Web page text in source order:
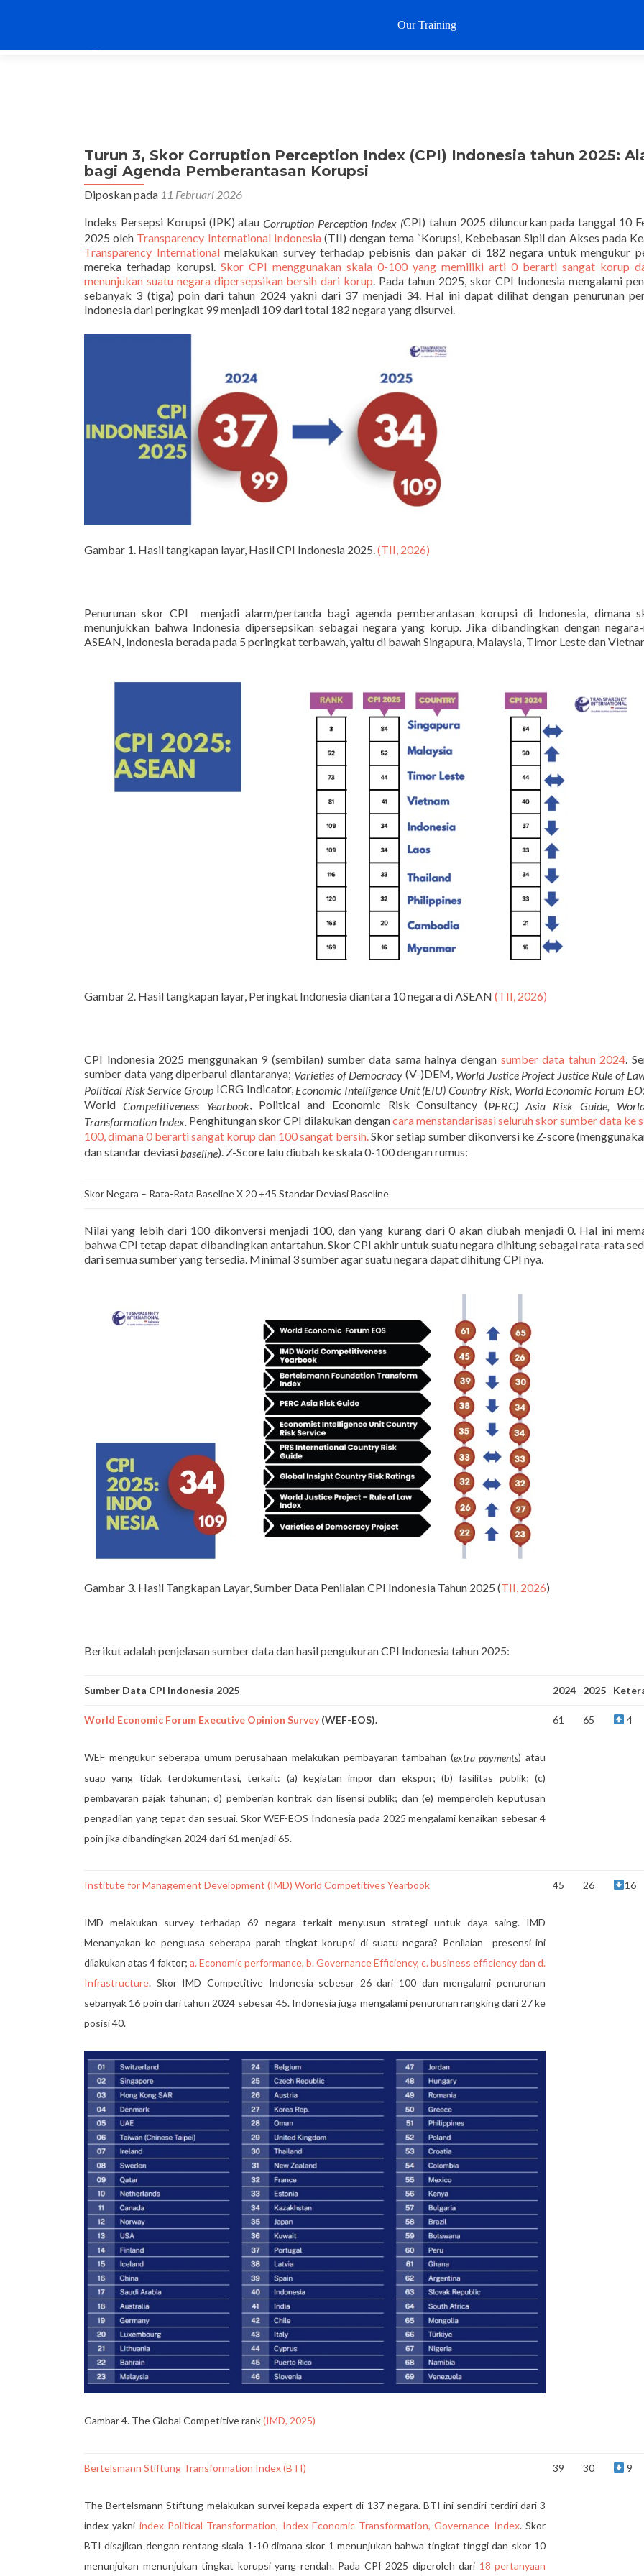
Turun 3, Skor Corruption Perception Index (CPI) Indonesia tahun 2025:
bagi Agenda Pemberantasan Korupsi
Diposkan pada 11 Februari 2026
Indeks Persepsi Korupsi (IPK) atauCorruption Perception Index (CPI) tahun 2025 diluncurkan pada tanggal 10
2025 oleh Transparency International Indonesia(TII) dengan tema “Korupsi, Kebebasan Sipil dan Akses pada
Transparency Internationalmelakukan survey terhadap pebisnis dan pakar di 182 negara untuk mengukur
mereka terhadap korupsi. Skor CPI menggunakan skala 0-100 yang memiliki arti 0 berarti sangat korup
menunjukan suatu negara dipersepsikan bersih dari korup. Pada tahun 2025, skor CPI Indonesia mengalami
sebanyak 3 (tiga) poin dari tahun 2024 yakni dari 37 menjadi 34. Hal ini dapat dilihat dengan penurunan
Indonesia dari peringkat 99 menjadi 109 dari total 182 negara yang disurvei.
Gambar 1. Hasil tangkapan layar, Hasil CPI Indonesia 2025.(TII, 2026)
Penurunan skor CPI menjadi alarm/pertanda bagi agenda pemberantasan korupsi di Indonesia, dimana
menunjukkan bahwa Indonesia dipersepsikan sebagai negara yang korup. Jika dibandingkan dengan
ASEAN, Indonesia berada pada 5 peringkat terbawah, yaitu di bawah Singapura, Malaysia, Timor Leste dan
Gambar 2. Hasil tangkapan layar, Peringkat Indonesia diantara 10 negara di ASEAN (TII, 2026)
CPI Indonesia 2025 menggunakan 9 (sembilan) sumber data sama halnya dengan sumber data tahun 2024.
sumber data yang diperbarui diantaranya; Varieties of Democracy (V-)DEM, World Justice Project Justice Rule of
Political Risk Service Group ICRG Indicator,Economic Intelligence Unit (EIU) Country Risk, World Economic Forum
World Competitiveness Yearbook, Political and Economic Risk Consultancy (PERC) Asia Risk Guide,
Transformation Index. Penghitungan skor CPI dilakukan dengancara menstandarisasi seluruh skor sumber data ke
100, dimana 0 berarti sangat korup dan 100 sangat bersih.Skor setiap sumber dikonversi ke Z-score
dan standar deviasibaseline). Z-Score lalu diubah ke skala 0-100 dengan rumus:
Skor Negara – Rata-Rata Baseline X 20 +45 Standar Deviasi Baseline
Nilai yang lebih dari 100 dikonversi menjadi 100, dan yang kurang dari 0 akan diubah menjadi 0. Hal ini
bahwa CPI tetap dapat dibandingkan antartahun. Skor CPI akhir untuk suatu negara dihitung sebagai rata-rata
dari semua sumber yang tersedia. Minimal 3 sumber agar suatu negara dapat dihitung CPI nya.
Gambar 3. Hasil Tangkapan Layar, Sumber Data Penilaian CPI Indonesia Tahun 2025 (TII, 2026)
Berikut adalah penjelasan sumber data dan hasil pengukuran CPI Indonesia tahun 2025:
Sumber Data CPI Indonesia 2025 2024 2025
World Economic Forum Executive Opinion Survey(WEF-EOS).
WEF mengukur seberapa umum perusahaan melakukan pembayaran tambahan (extra payments) atau
suap yang tidak terdokumentasi, terkait: (a) kegiatan impor dan ekspor; (b) fasilitas publik; (c)
pembayaran pajak tahunan; d) pemberian kontrak dan lisensi publik; dan (e) memperoleh keputusan
pengadilan yang tepat dan sesuai. Skor WEF-EOS Indonesia pada 2025 mengalami kenaikan sebesar 4
poin jika dibandingkan 2024 dari 61 menjadi 65.
61 65 4
Institute for Management Development (IMD) World Competitives Yearbook
IMD melakukan survey terhadap 69 negara terkait menyusun strategi untuk daya saing. IMD
Menanyakan ke penguasa seberapa parah tingkat korupsi di suatu negara? Penilaian presensi ini
dilakukan atas 4 faktor; a. Economic performance, b. Governance Efficiency, c. business efficiency dan d.
Infrastructure. Skor IMD Competitive Indonesia sebesar 26 dari 100 dan mengalami penurunan
sebanyak 16 poin dari tahun 2024 sebesar 45. Indonesia juga mengalami penurunan rangking dari 27 ke
posisi 40.
Gambar 4. The Global Competitive rank(IMD, 2025)
45 26 16
Bertelsmann Stiftung Transformation Index (BTI)
The Bertelsmann Stiftung melakukan survei kepada expert di 137 negara. BTI ini sendiri terdiri dari 3
index yakni index Political Transformation, Index Economic Transformation, Governance Index. Skor
BTI disajikan dengan rentang skala 1-10 dimana skor 1 menunjukan bahwa tingkat tinggi dan skor 10
menunjukan menunjukan tingkat korupsi yang rendah. Pada CPI 2025 diperoleh dari 18 pertanyaan
39 30 9
Our Training